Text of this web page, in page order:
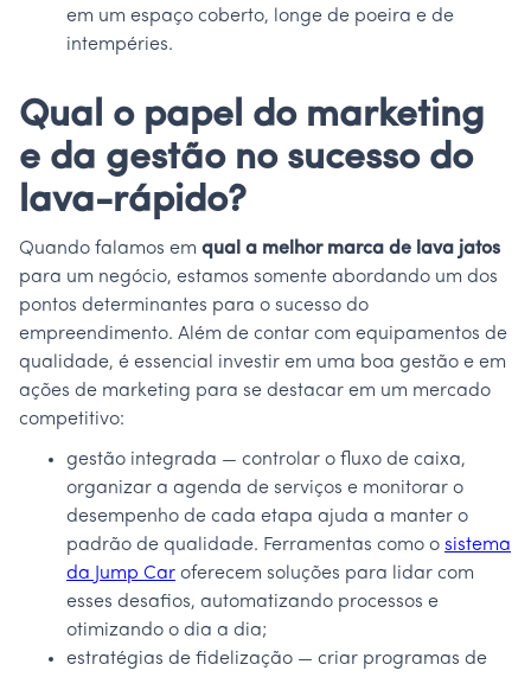
em um espaço coberto, longe de poeira e de
intempéries.
Qual o papel do marketing
e da gestão no sucesso do
lava-rápido?
Quando falamos em qual a melhor marca de lava jatos
para um negócio, estamos somente abordando um dos
pontos determinantes para o sucesso do
empreendimento. Além de contar com equipamentos de
qualidade, é essencial investir em uma boa gestão e em
ações de marketing para se destacar em um mercado
competitivo:
gestão integrada — controlar o fluxo de caixa,
organizar a agenda de serviços e monitorar o
desempenho de cada etapa ajuda a manter o
padrão de qualidade. Ferramentas como o sistema
da Jump Car oferecem soluções para lidar com
esses desafios, automatizando processos e
otimizando o dia a dia;
estratégias de fidelização — criar programas de